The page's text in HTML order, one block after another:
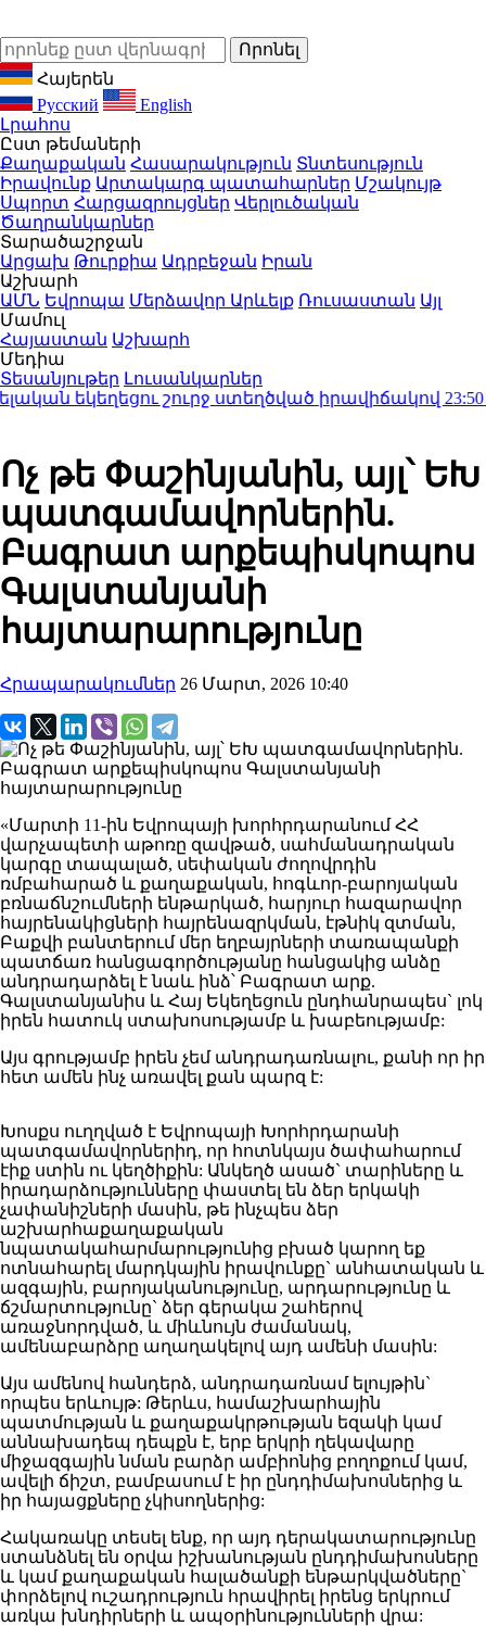
Հայերեն
Русский
English
Լրահոս
Ըստ թեմաների
Քաղաքական Հասարակություն Տնտեսություն
Իրավունք Արտակարգ պատահարներ Մշակույթ
Սպորտ Հարցազրույցներ Վերլուծական
Ծաղրանկարներ
Տարածաշրջան
Արցախ Թուրքիա Ադրբեջան Իրան
Աշխարհ
ԱՄՆ Եվրոպա Մերձավոր Արևելք Ռուսաստան Այլ
Մամուլ
Հայաստան Աշխարհ
Մեդիա
Տեսանյութեր Լուսանկարներ
շուրջ ստեղծված իրավիճակով23:50Մեր
Ոչ թե Փաշինյանին, այլ՝ ԵԽ
պատգամավորներին.
Բագրատ արքեպիսկոպոս
Գալստանյանի
հայտարարությունը
Հրապարակումներ 26 Մարտ, 2026 10:40
«Մարտի 11-ին Եվրոպայի խորհրդարանում ՀՀ
վարչապետի աթոռը զավթած, սահմանադրական
կարգը տապալած, սեփական ժողովրդին
ռմբահարած և քաղաքական, հոգևոր-բարոյական
բռնաճնշումների ենթարկած, հարյուր հազարավոր
հայրենակիցների հայրենազրկման, էթնիկ զտման,
Բաքվի բանտերում մեր եղբայրների տառապանքի
պատճառ հանցագործությանը հանցակից անձը
անդրադարձել է նաև ինձ՝ Բագրատ արք.
Գալստանյանիս և Հայ Եկեղեցուն ընդհանրապես` լոկ
իրեն հատուկ ստախոսությամբ և խաբեությամբ:
Այս գրությամբ իրեն չեմ անդրադառնալու, քանի որ իր
հետ ամեն ինչ առավել քան պարզ է:
Խոսքս ուղղված է Եվրոպայի Խորհրդարանի
պատգամավորներիդ, որ հոտնկայս ծափահարում
էիք ստին ու կեղծիքին: Անկեղծ ասած` տարիները և
իրադարձությունները փաստել են ձեր երկակի
չափանիշների մասին, թե ինչպես ձեր
աշխարհաքաղաքական
նպատակահարմարությունից բխած կարող եք
ոտնահարել մարդկային իրավունքը` անհատական և
ազգային, բարոյականությունը, արդարությունը և
ճշմարտությունը` ձեր գերակա շահերով
առաջնորդված, և միևնույն ժամանակ,
ամենաբարձրը աղաղակելով այդ ամենի մասին:
Այս ամենով հանդերձ, անդրադառնամ ելույթին`
որպես երևույթ: Թերևս, համաշխարհային
պատմության և քաղաքակրթության եզակի կամ
աննախադեպ դեպքն է, երբ երկրի ղեկավարը
միջազգային նման բարձր ամբիոնից բողոքում կամ,
ավելի ճիշտ, բամբասում է իր ընդդիմախոսներից և
իր հայացքները չկիսողներից:
Հակառակը տեսել ենք, որ այդ դերակատարությունը
ստանձնել են օրվա իշխանության ընդդիմախոսները
և կամ քաղաքական հալածանքի ենթարկվածները`
փորձելով ուշադրություն հրավիրել իրենց երկրում
առկա խնդիրների և ապօրինությունների վրա: